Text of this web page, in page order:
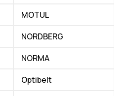
MOTUL
NORDBERG
NORMA
Optibelt